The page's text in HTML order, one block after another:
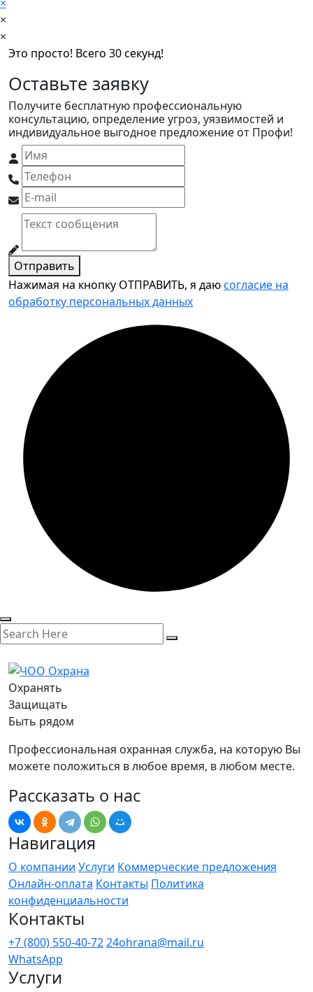
×
×
Это просто! Всего 30 секунд!
Оставьте заявку
Получите бесплатную профессиональную
консультацию, определение угроз, уязвимостей и
индивидуальное выгодное предложение от Профи!
Отправить
Нажимая на кнопку ОТПРАВИТЬ, я даюсогласие на
обработку персональных данных
Охранять
Защищать
Быть рядом
Профессиональная охранная служба, на которую Вы
можете положиться в любое время, в любом месте.
Рассказать о нас
Навигация
О компании Услуги Коммерческие предложения
Онлайн-оплата Контакты Политика
конфиденциальности
Контакты
+7 (800) 550-40-7224ohrana@mail.ru
WhatsApp
Услуги